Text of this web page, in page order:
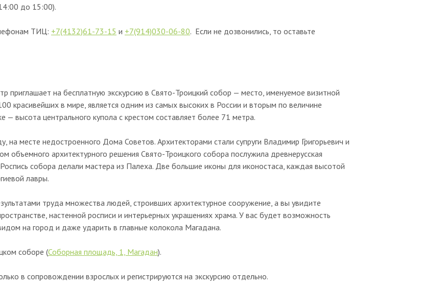
до 15:00).
ТИЦ: +7(4132)61-73-15 и +7(914)030-06-80. Если не дозвонились, то оставьте
приглашает на бесплатную экскурсию в Свято-Троицкий собор — место, именуемое визитной
красивейших в мире, является одним из самых высоких в России и вторым по величине
высота центрального купола с крестом составляет более 71 метра.
на месте недостроенного Дома Советов. Архитекторами стали супруги Владимир Григорьевич и
объемного архитектурного решения Свято-Троицкого собора послужила древнерусская
собора делали мастера из Палеха. Две большие иконы для иконостаса, каждая высотой
лавры.
труда множества людей, строивших архитектурное сооружение, а вы увидите
настенной росписи и интерьерных украшениях храма. У вас будет возможность
на город и даже ударить в главные колокола Магадана.
соборе (Соборная площадь, 1, Магадан).
в сопровождении взрослых и регистрируются на экскурсию отдельно.